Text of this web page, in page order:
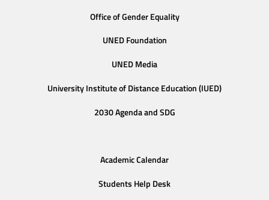
Office of Gender Equality
UNED Foundation
UNED Media
University Institute of Distance Education (IUED)
2030 Agenda and SDG
Academic Calendar
Students Help Desk